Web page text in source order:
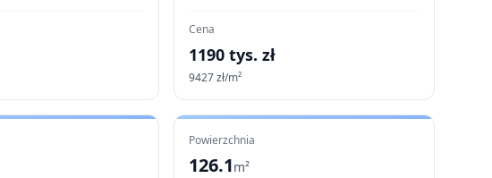
Cena
1190 tys. zł
9427zł/m²
Powierzchnia
126.1m²